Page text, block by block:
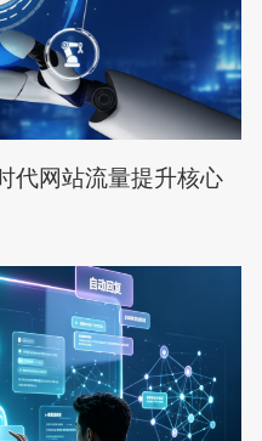
代网站流量提升核心